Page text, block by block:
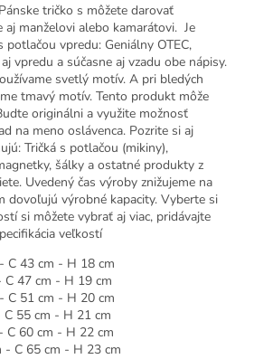
tričko s môžete darovať
aj manželovi alebo kamarátovi. Je
vpredu: Geniálny OTEC,
vpredu a súčasne aj vzadu obe nápisy.
svetlý motív. A pri bledých
tmavý motív. Tento produkt môže
originálni a využite možnosť
na meno oslávenca. Pozrite si aj
Tričká s potlačou (mikiny),
šálky a ostatné produkty z
Uvedený čas výroby znižujeme na
dovoľujú výrobné kapacity. Vyberte si
si môžete vybrať aj viac, pridávajte
veľkostí
C 43 cm - H 18 cm
47 cm - H 19 cm
C 51 cm - H 20 cm
55 cm - H 21 cm
C 60 cm - H 22 cm
- C 65 cm - H 23 cm